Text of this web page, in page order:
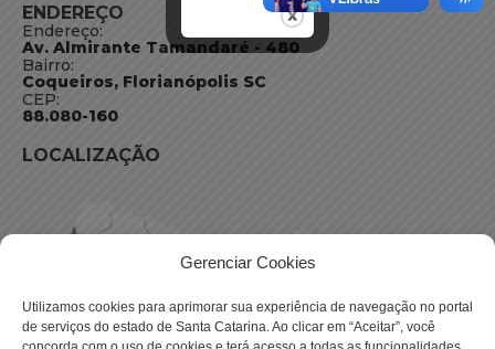
Gerenciar Cookies
Utilizamos cookies para aprimorar sua experiência de navegação no portal
de serviços do estado de Santa Catarina. Ao clicar em “Aceitar”, você
ENDEREÇO
Endereço:
Av. Almirante Tamandaré - 480
Bairro:
Coqueiros, Florianópolis SC
CEP:
88.080-160
LOCALIZAÇÃO